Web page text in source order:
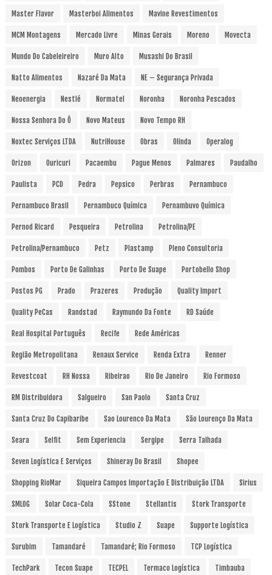
Master Flavor Masterboi Alimentos Mavine Revestimentos
MCM Montagens Mercado Livre Minas Gerais Moreno Movecta
Mundo Do Cabeleireiro Muro Alto Musashi Do Brasil
Natto Alimentos Nazaré Da Mata NE – Segurança Privada
Neoenergia Nestlé Normatel Noronha Noronha Pescados
Nossa Senhora Do Ô Novo Mateus Novo Tempo RH
Noxtec Serviços LTDA NutriHouse Obras Olinda Operalog
Orizon Ouricuri Pacaembu Pague Menos Palmares Paudalho
Paulista PCD Pedra Pepsico Perbras Pernambuco
Pernambuco Brasil Pernambuco Química Pernambuvo Química
Pernod Ricard Pesqueira Petrolina Petrolina/PE
Petrolina/Pernambuco Petz Plastamp Pleno Consultoria
Pombos Porto De Galinhas Porto De Suape Portobello Shop
Postos PG Prado Prazeres Produção Quality Import
Quality PeCas Randstad Raymundo Da Fonte RD Saúde
Real Hospital Português Recife Rede Américas
Região Metropolitana Renaux Service Renda Extra Renner
Revestcoat RH Nossa Ribeirao Rio De Janeiro Rio Formoso
RM Distribuidora Salgueiro San Paolo Santa Cruz
Santa Cruz Do Capibaribe Sao Lourenco Da Mata São Lourenço Da Mata
Seara Selfit Sem Experiencia Sergipe Serra Talhada
Seven Logística E Serviços Shineray Do Brasil Shopee
Shopping RioMar Siqueira Campos Importação E Distribuição LTDA Sirius
SMLOG Solar Coca-Cola SStone Stellantis Stork Transporte
Stork Transporte E Logística Studio Z Suape Supporte Logística
Surubim Tamandaré Tamandaré; Rio Formoso TCP Logística
TechPark Tecon Suape TECPEL Termaco Logística Timbauba